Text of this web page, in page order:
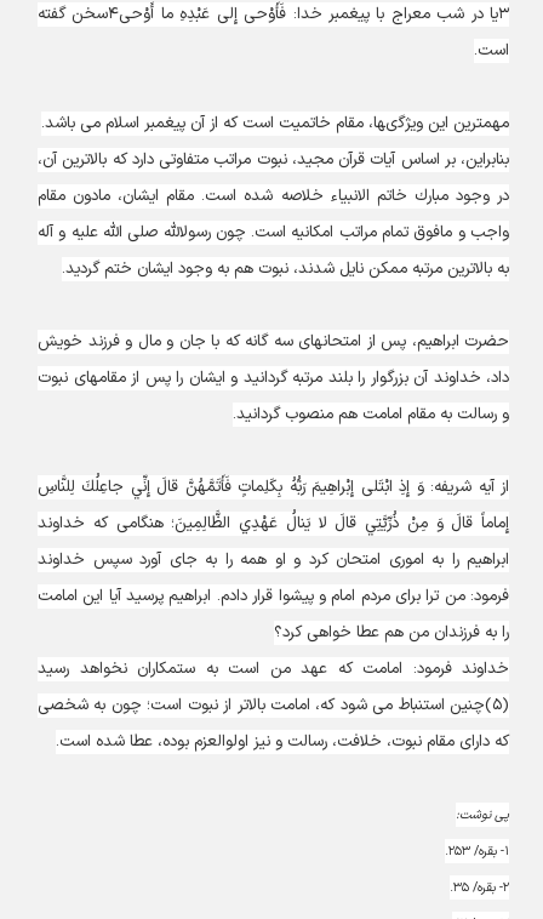
۳يا در شب معراج با پيغمبر خدا: فَأَوْحى‏ إِلى‏ عَبْدِهِ ما أَوْحى‏۴سخن گفته
است.
مهمترين اين ويژگى‏ها، مقام خاتميت است كه از آن پيغمبر اسلام مى‏ باشد.
بنابراين، بر اساس آيات قرآن مجيد، نبوت مراتب متفاوتى دارد كه بالاترين آن،
در وجود مبارك خاتم الانبياء خلاصه شده است. مقام ايشان، مادون مقام
واجب و مافوق تمام مراتب امكانيه است. چون رسول‏اللَّه صلى الله عليه و آله
به بالاترين مرتبه ممكن نايل شدند، نبوت هم به وجود ايشان ختم گرديد.
حضرت ابراهيم، پس از امتحان‏هاى سه گانه كه با جان و مال و فرزند خويش
داد، خداوند آن بزرگوار را بلند مرتبه گردانيد و ايشان را پس از مقام‏هاى نبوت
و رسالت به مقام امامت هم منصوب گردانيد.
از آيه شريفه: وَ إِذِ ابْتَلى‏ إِبْراهِيمَ رَبُّهُ بِكَلِماتٍ فَأَتَمَّهُنَّ قالَ إِنِّي جاعِلُكَ لِلنَّاسِ
إِماماً قالَ وَ مِنْ ذُرِّيَّتِي قالَ لا يَنالُ عَهْدِي الظَّالِمِينَ؛ هنگامى كه خداوند
ابراهيم را به امورى امتحان كرد و او همه را به جاى آورد سپس خداوند
فرمود: من ترا براى مردم امام و پيشوا قرار دادم. ابراهيم پرسيد آيا اين امامت
را به فرزندان من هم عطا خواهى كرد؟
خداوند فرمود: امامت كه عهد من است به ستمكاران نخواهد رسيد
(۵)چنين استنباط مى‏ شود كه، امامت بالاتر از نبوت است؛ چون به شخصى
كه داراى مقام نبوت، خلافت، رسالت و نيز اولوالعزم بوده، عطا شده است.
پی نوشت: